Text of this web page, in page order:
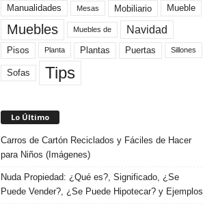
Manualidades Mesas Mobiliario Mueble
Muebles Muebles de Navidad
Pisos Planta Plantas Puertas Sillones
Sofas Tips
Lo Último
Carros de Cartón Reciclados y Fáciles de Hacer
para Niños (Imágenes)
Nuda Propiedad: ¿Qué es?, Significado, ¿Se
Puede Vender?, ¿Se Puede Hipotecar? y Ejemplos